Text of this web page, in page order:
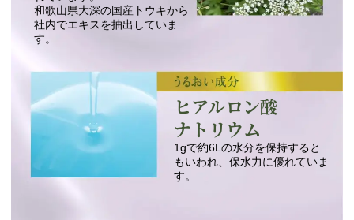
和歌山県大深の国産トウキから
社内でエキスを抽出していま
す。
ヒアルロン酸
ナトリウム
1gで約6Lの水分を保持すると
もいわれ、保水力に優れていま
す。